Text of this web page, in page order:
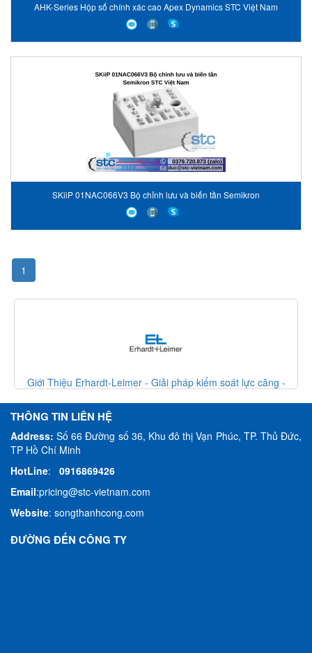
AHK-Series Hộp số chính xác cao Apex Dynamics STC Việt Nam
SKiiP 01NAC066V3 Bộ chỉnh lưu và biến tần Semikron
1
Giới Thiệu Erhardt-Leimer - Giải pháp kiểm soát lực căng -
THÔNG TIN LIÊN HỆ
Address:Số 66 Đường số 36, Khu đô thị Vạn Phúc, TP. Thủ Đức,
TP Hồ Chí Minh
HotLine: 0916869426
Email:pricing@stc-vietnam.com
Website: songthanhcong.com
ĐƯỜNG ĐẾN CÔNG TY